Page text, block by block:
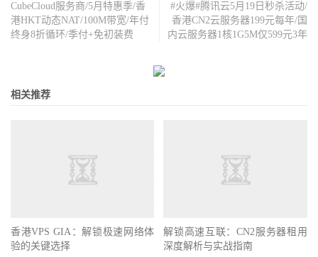
CubeCloud服务商/5月特惠季/香
港HKT动态NAT/100M带宽/年付
终身8折循环/季付+免初装费
#火爆#腾讯云5月19日秒杀活动/
香港CN2云服务器199元每年/国
内云服务器1核1G5M仅599元3年
相关推荐
香港VPS GIA：解锁极速网络体
验的关键选择
解锁高速互联：CN2服务器租用
深度解析与实战指南